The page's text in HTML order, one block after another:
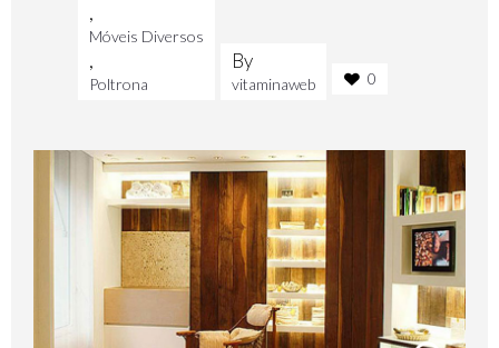
,
Móveis Diversos
,
Poltrona
By
vitaminaweb 0